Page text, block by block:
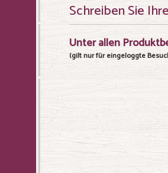
Schreiben Sie
Unter allen
(gilt nur für eingeloggte